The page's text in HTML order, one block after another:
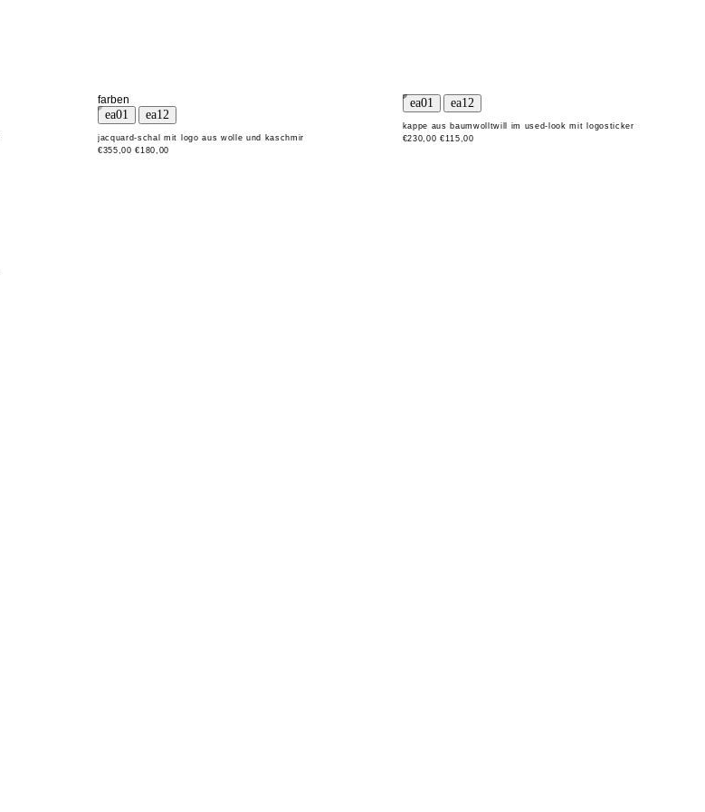
farben
jacquard-schal mit logo aus wolle und kaschmir
€355,00 €180,00
kappe aus baumwolltwill im used-look mit logosticker
€230,00 €115,00